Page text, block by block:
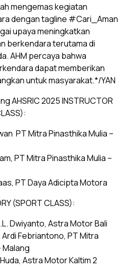
mengemas kegiatan
dengan tagline #Cari_Aman
upaya meningkatkan
berkendara terutama di
AHM percaya bahwa
dapat memberikan
untuk masyarakat.*/YAN
AHSRIC 2025 INSTRUCTOR
PT Mitra Pinasthika Mulia –
PT Mitra Pinasthika Mulia –
PT Daya Adicipta Motora
(SPORT CLASS):
Dwiyanto, Astra Motor Bali
Ardi Febriantono, PT Mitra
Malang
Astra Motor Kaltim 2